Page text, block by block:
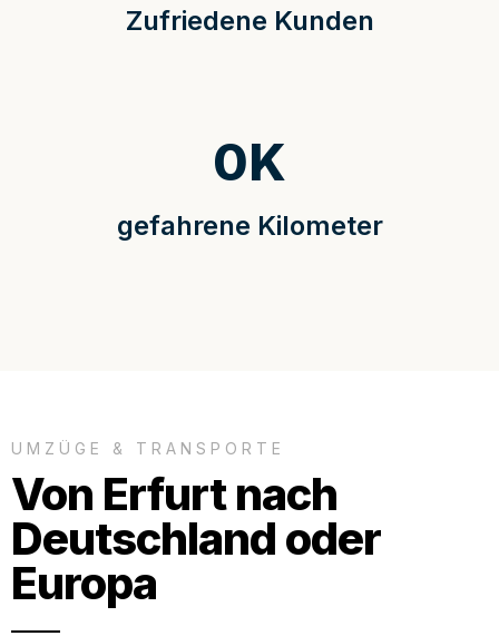
Zufriedene Kunden
gefahrene Kilometer
0K
UMZÜGE & TRANSPORTE
Von Erfurt nach
Deutschland oder
Europa